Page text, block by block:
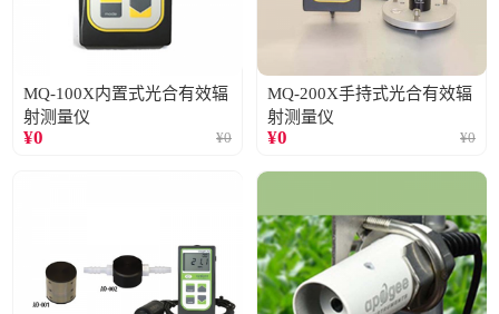
MQ-100X内置式光合有效辐
射测量仪
¥0 ¥0
MQ-200X手持式光合有效辐
射测量仪
¥0 ¥0